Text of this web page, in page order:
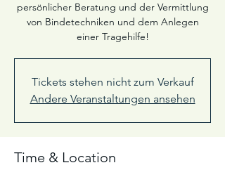
persönlicher Beratung und der Vermittlung
von Bindetechniken und dem Anlegen
einer Tragehilfe!
Tickets stehen nicht zum Verkauf
Andere Veranstaltungen ansehen
Time & Location